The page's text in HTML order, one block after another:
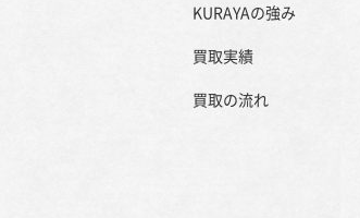
KURAYAの強み
買取実績
買取の流れ